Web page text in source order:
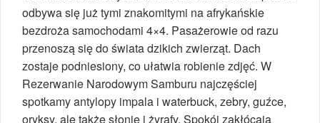
odbywa się już tymi znakomitymi na afrykańskie
bezdroża samochodami 4×4. Pasażerowie od razu
przenoszą się do świata dzikich zwierząt. Dach
zostaje podniesiony, co ułatwia robienie zdjęć. W
Rezerwanie Narodowym Samburu najczęściej
spotkamy antylopy impala i waterbuck, zebry, guźce,
oryksy, ale także słonie i żyrafy. Spokój zakłócają